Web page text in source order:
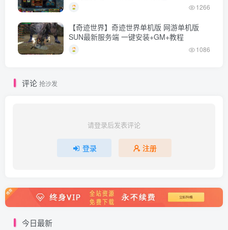
1266
【奇迹世界】奇迹世界单机版 网游单机版
SUN最新服务端 一键安装+GM+教程
1086
评论 抢沙发
请登录后发表评论
登录 注册
今日最新